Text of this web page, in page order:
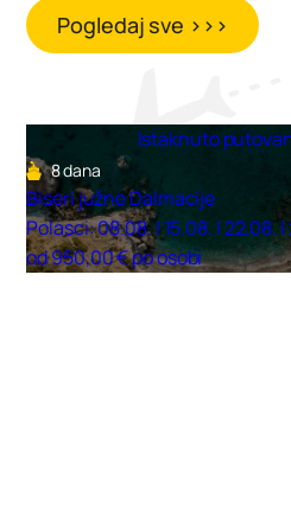
Pogledaj sve >>>
Istaknuto
8 dana
Biseri južne Dalmacije
Polasci: 08.08. | 15.08. | 22.08. |
od 950,00 € po osobi